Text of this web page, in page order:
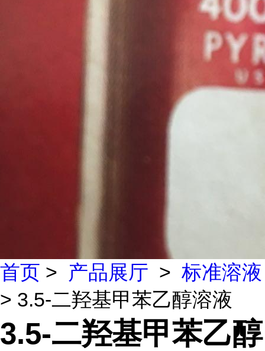
首页 > 产品展厅 > 标准溶液
> 3.5-二羟基甲苯乙醇溶液
3.5-二羟基甲苯乙醇